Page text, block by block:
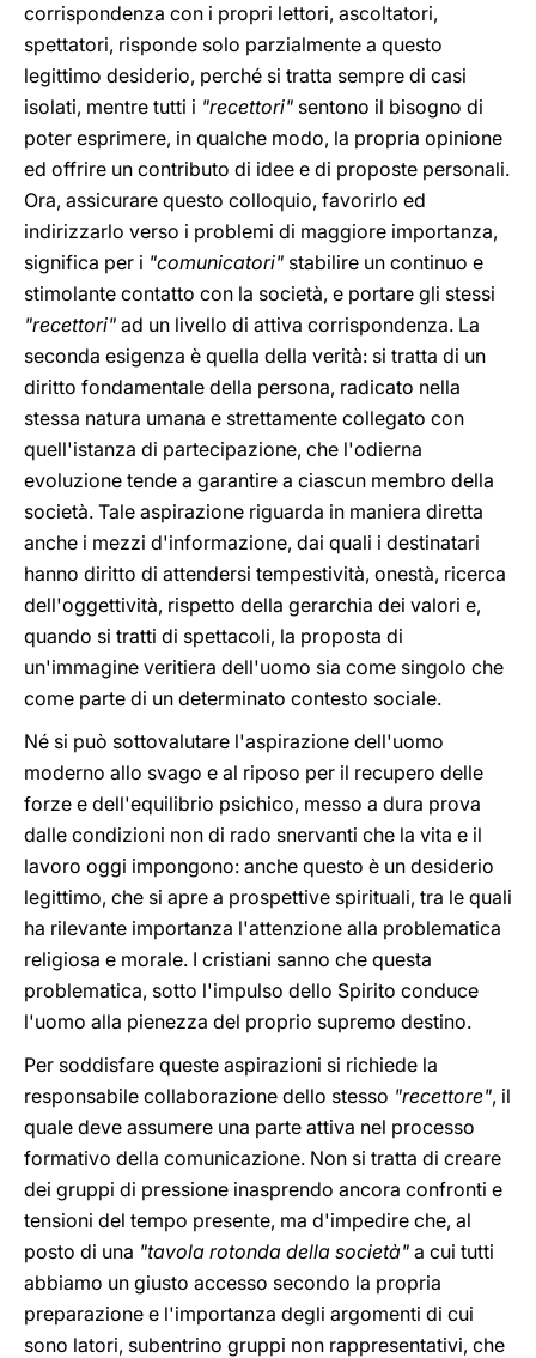
corrispondenza con i propri lettori, ascoltatori,
spettatori, risponde solo parzialmente a questo
legittimo desiderio, perché si tratta sempre di casi
isolati, mentre tutti i "recettori" sentono il bisogno di
poter esprimere, in qualche modo, la propria opinione
ed offrire un contributo di idee e di proposte personali.
Ora, assicurare questo colloquio, favorirlo ed
indirizzarlo verso i problemi di maggiore importanza,
significa per i "comunicatori" stabilire un continuo e
stimolante contatto con la società, e portare gli stessi
"recettori" ad un livello di attiva corrispondenza. La
seconda esigenza è quella della verità: si tratta di un
diritto fondamentale della persona, radicato nella
stessa natura umana e strettamente collegato con
quell'istanza di partecipazione, che l'odierna
evoluzione tende a garantire a ciascun membro della
società. Tale aspirazione riguarda in maniera diretta
anche i mezzi d'informazione, dai quali i destinatari
hanno diritto di attendersi tempestività, onestà, ricerca
dell'oggettività, rispetto della gerarchia dei valori e,
quando si tratti di spettacoli, la proposta di
un'immagine veritiera dell'uomo sia come singolo che
come parte di un determinato contesto sociale.
Né si può sottovalutare l'aspirazione dell'uomo
moderno allo svago e al riposo per il recupero delle
forze e dell'equilibrio psichico, messo a dura prova
dalle condizioni non di rado snervanti che la vita e il
lavoro oggi impongono: anche questo è un desiderio
legittimo, che si apre a prospettive spirituali, tra le quali
ha rilevante importanza l'attenzione alla problematica
religiosa e morale. I cristiani sanno che questa
problematica, sotto l'impulso dello Spirito conduce
l'uomo alla pienezza del proprio supremo destino.
Per soddisfare queste aspirazioni si richiede la
responsabile collaborazione dello stesso "recettore", il
quale deve assumere una parte attiva nel processo
formativo della comunicazione. Non si tratta di creare
dei gruppi di pressione inasprendo ancora confronti e
tensioni del tempo presente, ma d'impedire che, al
posto di una "tavola rotonda della società" a cui tutti
abbiamo un giusto accesso secondo la propria
preparazione e l'importanza degli argomenti di cui
sono latori, subentrino gruppi non rappresentativi, che